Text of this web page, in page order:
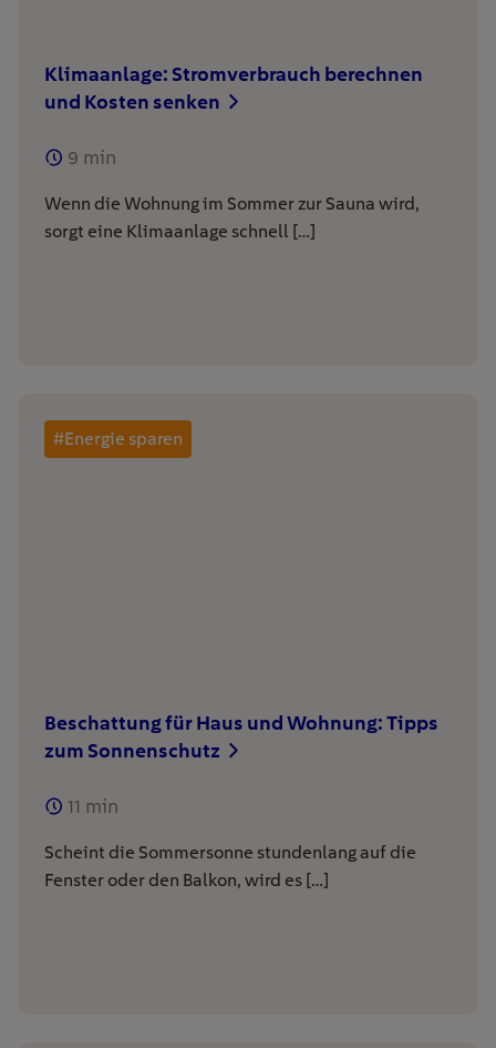
Klimaanlage: Stromverbrauch berechnen
und Kosten senken
9 min
Wenn die Wohnung im Sommer zur Sauna wird,
sorgt eine Klimaanlage schnell […]
#Energie sparen
Beschattung für Haus und Wohnung: Tipps
zum Sonnenschutz
11 min
Scheint die Sommersonne stundenlang auf die
Fenster oder den Balkon, wird es […]